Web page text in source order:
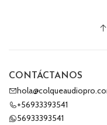
CONTÁCTANOS
+56933393541
56933393541